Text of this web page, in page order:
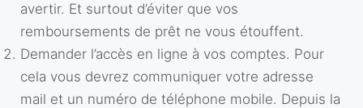
avertir. Et surtout d’éviter que vos
remboursements de prêt ne vous étouffent.
Demander l’accès en ligne à vos comptes. Pour
cela vous devrez communiquer votre adresse
mail et un numéro de téléphone mobile. Depuis la